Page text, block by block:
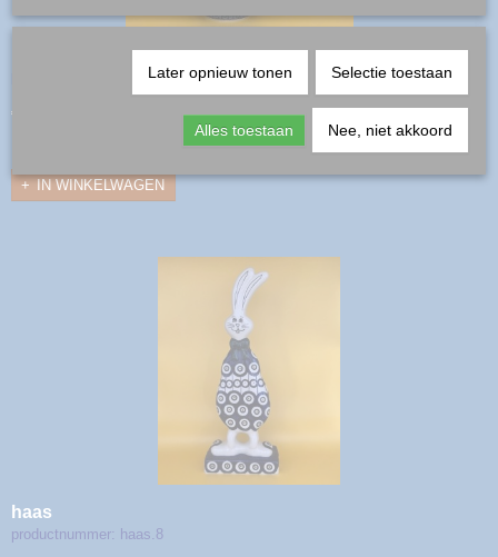
haas - patroon UV3
productnummer: haas-UV3 hoog 30 cm
€ 77,00
IN WINKELWAGEN
haas
productnummer: haas.8
Later opnieuw tonen Selectie toestaan
Alles toestaan Nee, niet akkoord